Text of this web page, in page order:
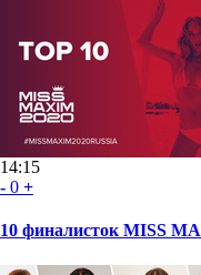
14:15
- 0 +
10 финалисток MISS